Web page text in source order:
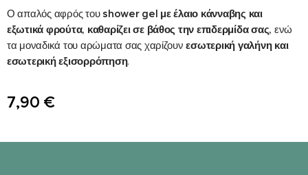
Ο απαλός αφρός τουshower gel με έλαιο κάνναβης και
εξωτικά φρούτα, καθαρίζει σε βάθος την επιδερμίδα σας, ενώ
τα μοναδικά του αρώματα σας χαρίζουνεσωτερική γαλήνη και
εσωτερική εξισορρόπηση.
7,90 €